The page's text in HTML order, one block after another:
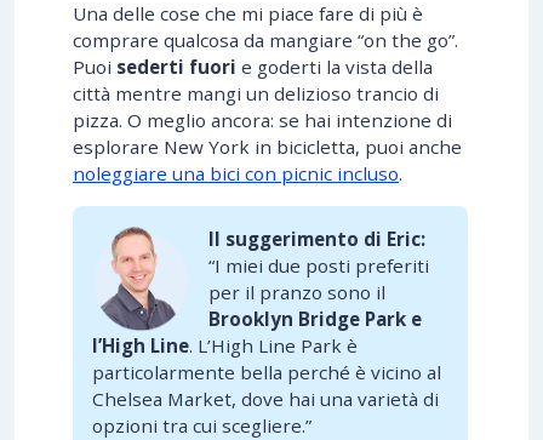
Una delle cose che mi piace fare di più è
comprare qualcosa da mangiare “on the go”.
Puoi sederti fuori e goderti la vista della
città mentre mangi un delizioso trancio di
pizza. O meglio ancora: se hai intenzione di
esplorare New York in bicicletta, puoi anche
noleggiare una bici con picnic incluso.
Il suggerimento di Eric:
“I miei due posti preferiti
per il pranzo sono il
Brooklyn Bridge Park e
l’High Line. L’High Line Park è
particolarmente bella perché è vicino al
Chelsea Market, dove hai una varietà di
opzioni tra cui scegliere.”